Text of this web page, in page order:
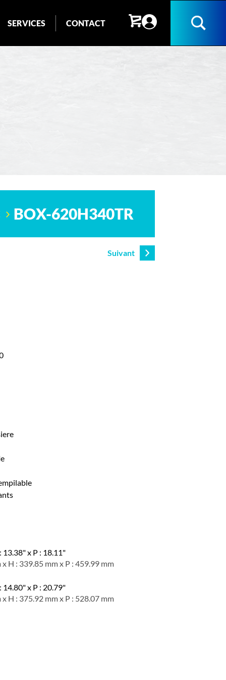
SERVICES CONTACT
BOX-620H340TR
Suivant
13.38" x P : 18.11"
x H : 339.85 mm x P : 459.99 mm
14.80" x P : 20.79"
x H : 375.92 mm x P : 528.07 mm